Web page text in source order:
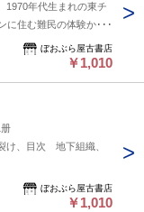
年代生まれの東チ
に住む難民の体験か
悼 ニノ＝コニス＝サン
モール-1998年後半以降
ぼおぶら屋古書店
￥1,010
け、目次 地下組織、
ぼおぶら屋古書店
￥1,010